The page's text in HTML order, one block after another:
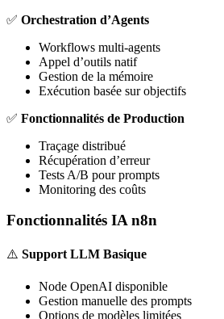
✅ Orchestration d’Agents
Workflows multi-agents
Appel d’outils natif
Gestion de la mémoire
Exécution basée sur objectifs
✅ Fonctionnalités de Production
Traçage distribué
Récupération d’erreur
Tests A/B pour prompts
Monitoring des coûts
Fonctionnalités IA n8n
⚠️ Support LLM Basique
Node OpenAI disponible
Gestion manuelle des prompts
Options de modèles limitées